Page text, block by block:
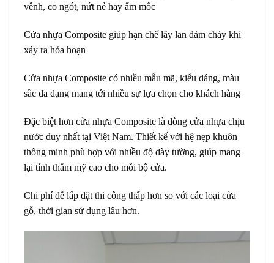
vênh, co ngót, nứt nẻ hay ẩm mốc
Cửa nhựa Composite giúp hạn chế lây lan đám cháy khi
xảy ra hỏa hoạn
Cửa nhựa Composite có nhiều mẫu mã, kiểu dáng, màu
sắc đa dạng mang tới nhiều sự lựa chọn cho khách hàng
Đặc biệt hơn cửa nhựa Composite là dòng cửa nhựa chịu
nước duy nhất tại Việt Nam. Thiết kế với hệ nẹp khuôn
thông minh phù hợp với nhiều độ dày tường, giúp mang
lại tính thẩm mỹ cao cho mỗi bộ cửa.
Chi phí để lắp đặt thi công thấp hơn so với các loại cửa
gỗ, thời gian sử dụng lâu hơn.